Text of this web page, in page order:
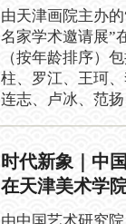
由天津画院主办
名家学术邀请展”
（按年龄排序）
柱、罗江、王珂
连志、卢冰、范
时代新象｜中
在天津美术学